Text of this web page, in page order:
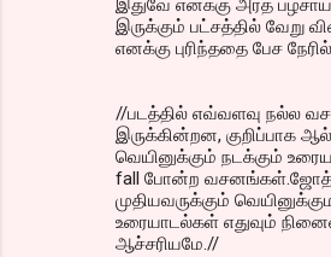
இதுவே எனக்கு அரத
இருக்கும் பட்சத்தில் வேறு
எனக்கு புரிந்ததை பேச
//படத்தில் எவ்வளவு நல்ல
இருக்கின்றன, குறிப்பாக
வெயினுக்கும் நடக்கும்
fall போன்ற
முதியவருக்கும்
உரையாடல்கள் எதுவும்
ஆச்சரியமே.//